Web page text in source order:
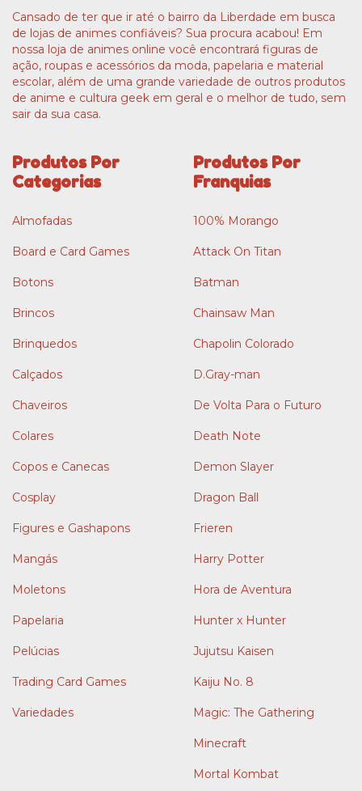
Cansado de ter que ir até o bairro da Liberdade em busca
de lojas de animes confiáveis? Sua procura acabou! Em
nossa loja de animes online você encontrará figuras de
ação, roupas e acessórios da moda, papelaria e material
escolar, além de uma grande variedade de outros produtos
de anime e cultura geek em geral e o melhor de tudo, sem
sair da sua casa.
Produtos Por
Categorias
Almofadas
Board e Card Games
Botons
Brincos
Brinquedos
Calçados
Chaveiros
Colares
Copos e Canecas
Cosplay
Figures e Gashapons
Mangás
Moletons
Papelaria
Pelúcias
Trading Card Games
Variedades
Produtos Por
Franquias
100% Morango
Attack On Titan
Batman
Chainsaw Man
Chapolin Colorado
D.Gray-man
De Volta Para o Futuro
Death Note
Demon Slayer
Dragon Ball
Frieren
Harry Potter
Hora de Aventura
Hunter x Hunter
Jujutsu Kaisen
Kaiju No. 8
Magic: The Gathering
Minecraft
Mortal Kombat